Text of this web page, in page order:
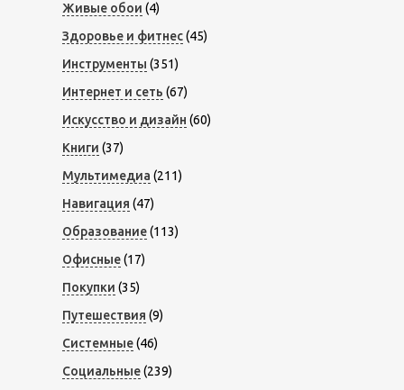
Живые обои (4)
Здоровье и фитнес(45)
Инструменты (351)
Интернет и сеть (67)
Искусство и дизайн (60)
Книги (37)
Мультимедиа (211)
Навигация (47)
Образование(113)
Офисные(17)
Покупки (35)
Путешествия (9)
Системные(46)
Социальные(239)